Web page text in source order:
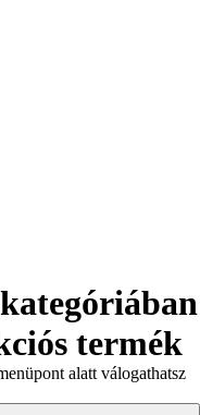
termék
alatt válogathatsz